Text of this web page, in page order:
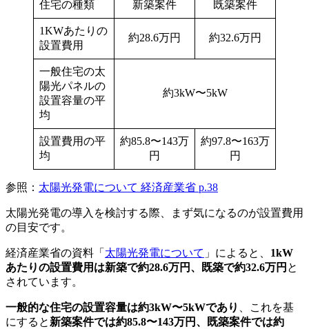
住宅の種類 新築案件 既築案件
1KWあたりの
設置費用
約28.6万円 約32.6万円
一般住宅の太
陽光パネルの
設置容量の平
均
約3kW〜5kW
設置費用の平
均
約85.8〜143万
円
約97.8〜163万
円
参照： 太陽光発電について 経済産業省 p.38
太陽光発電の導入を検討する際、まず気になるのが設置費用
の目安です。
経済産業省の資料「 太陽光発電について 」によると、 1kW
あたりの設置費用は新築で約28.6万円、既築で約32.6万円 と
されています。
一般的な住宅の設置容量は約3kW〜5kWであり
、これを基
にすると 新築案件では約85.8〜143万円、既築案件では約